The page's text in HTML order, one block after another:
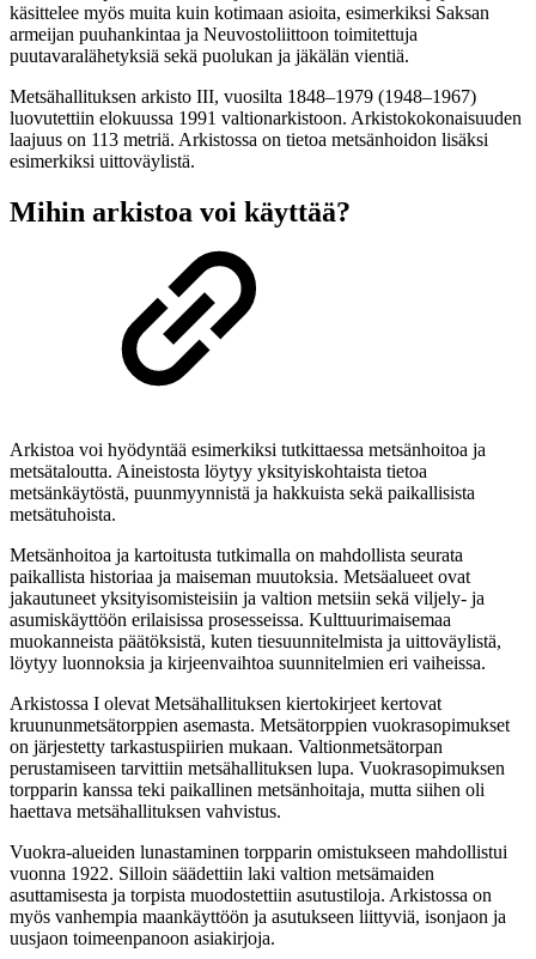
käsittelee myös muita kuin kotimaan asioita, esimerkiksi Saksan
armeijan puuhankintaa ja Neuvostoliittoon toimitettuja
puutavaralähetyksiä sekä puolukan ja jäkälän vientiä.
Metsähallituksen arkisto III, vuosilta 1848–1979 (1948–1967)
luovutettiin elokuussa 1991 valtionarkistoon. Arkistokokonaisuuden
laajuus on 113 metriä. Arkistossa on tietoa metsänhoidon lisäksi
esimerkiksi uittoväylistä.
Mihin arkistoa voi käyttää?
Arkistoa voi hyödyntää esimerkiksi tutkittaessa metsänhoitoa ja
metsätaloutta. Aineistosta löytyy yksityiskohtaista tietoa
metsänkäytöstä, puunmyynnistä ja hakkuista sekä paikallisista
metsätuhoista.
Metsänhoitoa ja kartoitusta tutkimalla on mahdollista seurata
paikallista historiaa ja maiseman muutoksia. Metsäalueet ovat
jakautuneet yksityisomisteisiin ja valtion metsiin sekä viljely- ja
asumiskäyttöön erilaisissa prosesseissa. Kulttuurimaisemaa
muokanneista päätöksistä, kuten tiesuunnitelmista ja uittoväylistä,
löytyy luonnoksia ja kirjeenvaihtoa suunnitelmien eri vaiheissa.
Arkistossa I olevat Metsähallituksen kiertokirjeet kertovat
kruununmetsätorppien asemasta. Metsätorppien vuokrasopimukset
on järjestetty tarkastuspiirien mukaan. Valtionmetsätorpan
perustamiseen tarvittiin metsähallituksen lupa. Vuokrasopimuksen
torpparin kanssa teki paikallinen metsänhoitaja, mutta siihen oli
haettava metsähallituksen vahvistus.
Vuokra-alueiden lunastaminen torpparin omistukseen mahdollistui
vuonna 1922. Silloin säädettiin laki valtion metsämaiden
asuttamisesta ja torpista muodostettiin asutustiloja. Arkistossa on
myös vanhempia maankäyttöön ja asutukseen liittyviä, isonjaon ja
uusjaon toimeenpanoon asiakirjoja.